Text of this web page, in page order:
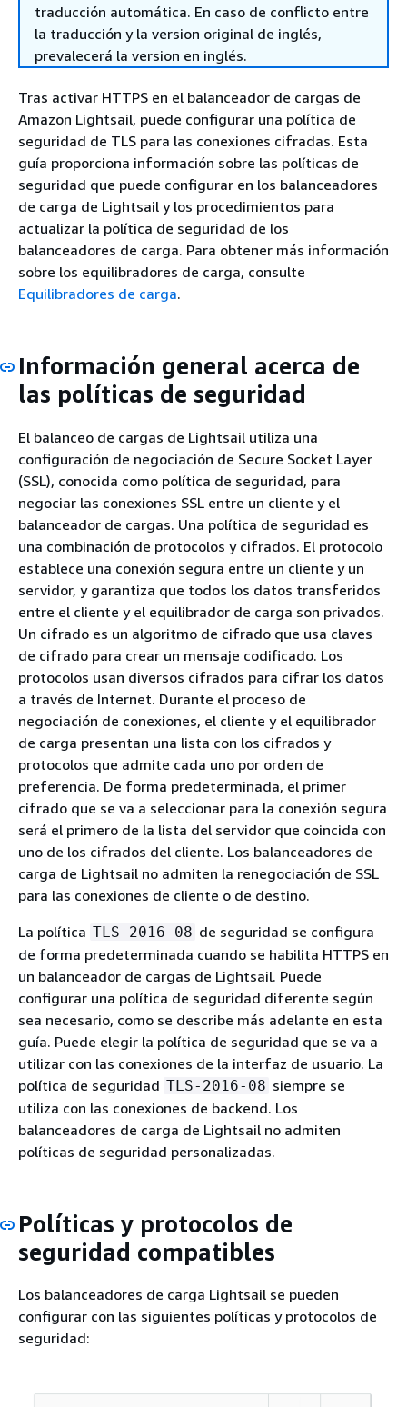
traducción automática. En caso de conflicto entre
la traducción y la version original de inglés,
prevalecerá la version en inglés.
Tras activar HTTPS en el balanceador de cargas de
Amazon Lightsail, puede configurar una política de
seguridad de TLS para las conexiones cifradas. Esta
guía proporciona información sobre las políticas de
seguridad que puede configurar en los balanceadores
de carga de Lightsail y los procedimientos para
actualizar la política de seguridad de los
balanceadores de carga. Para obtener más información
sobre los equilibradores de carga, consulte
Equilibradores de carga.
Información general acerca de
las políticas de seguridad
El balanceo de cargas de Lightsail utiliza una
configuración de negociación de Secure Socket Layer
(SSL), conocida como política de seguridad, para
negociar las conexiones SSL entre un cliente y el
balanceador de cargas. Una política de seguridad es
una combinación de protocolos y cifrados. El protocolo
establece una conexión segura entre un cliente y un
servidor, y garantiza que todos los datos transferidos
entre el cliente y el equilibrador de carga son privados.
Un cifrado es un algoritmo de cifrado que usa claves
de cifrado para crear un mensaje codificado. Los
protocolos usan diversos cifrados para cifrar los datos
a través de Internet. Durante el proceso de
negociación de conexiones, el cliente y el equilibrador
de carga presentan una lista con los cifrados y
protocolos que admite cada uno por orden de
preferencia. De forma predeterminada, el primer
cifrado que se va a seleccionar para la conexión segura
será el primero de la lista del servidor que coincida con
uno de los cifrados del cliente. Los balanceadores de
carga de Lightsail no admiten la renegociación de SSL
para las conexiones de cliente o de destino.
La política TLS-2016-08 de seguridad se configura
de forma predeterminada cuando se habilita HTTPS en
un balanceador de cargas de Lightsail. Puede
configurar una política de seguridad diferente según
sea necesario, como se describe más adelante en esta
guía. Puede elegir la política de seguridad que se va a
utilizar con las conexiones de la interfaz de usuario. La
política de seguridad TLS-2016-08 siempre se
utiliza con las conexiones de backend. Los
balanceadores de carga de Lightsail no admiten
políticas de seguridad personalizadas.
Políticas y protocolos de
seguridad compatibles
Los balanceadores de carga Lightsail se pueden
configurar con las siguientes políticas y protocolos de
seguridad: